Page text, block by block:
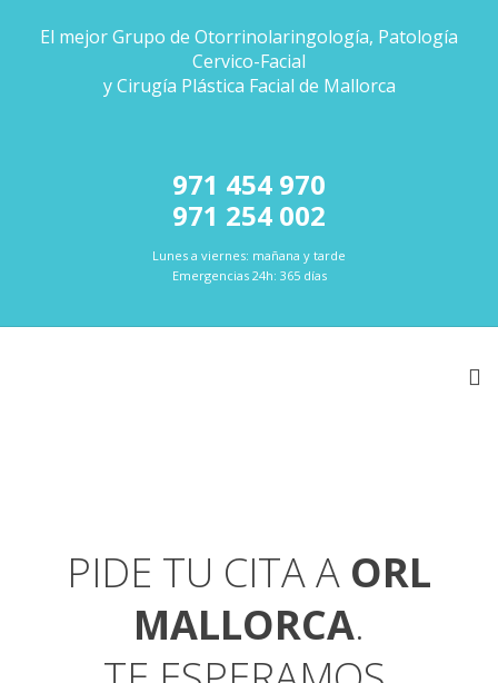
El mejor Grupo de Otorrinolaringología, Patología
Cervico-Facial
y Cirugía Plástica Facial de Mallorca
971 454 970
971 254 002
Lunes a viernes: mañana y tarde
Emergencias 24h: 365 días
PIDE TU CITA A ORL
MALLORCA.